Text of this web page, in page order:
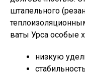
штапельного
ваты Урса особые
низкую